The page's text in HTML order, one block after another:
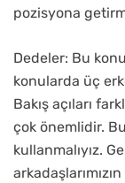
pozisyona
Dedeler: Bu
konularda üç
Bakış açıları
çok önemlidir.
kullanmalıyız.